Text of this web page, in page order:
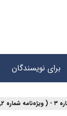
برای نویسندگان